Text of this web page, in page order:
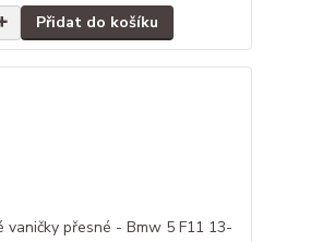
Přidat do košíku